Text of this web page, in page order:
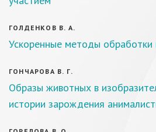
ГОЛДЕНКОВ В. А.
Ускоренные методы обработки
ГОНЧАРОВА В. Г.
Образы животных в
истории зарождения